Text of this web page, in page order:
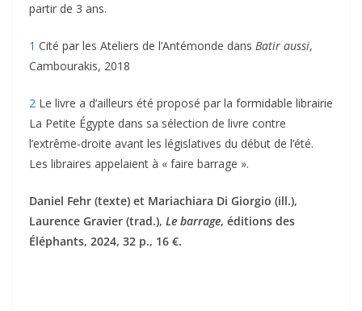
partir de 3 ans.
1 Cité par les Ateliers de l’Antémonde dans Batir aussi,
Cambourakis, 2018
2 Le livre a d’ailleurs été proposé par la formidable librairie
La Petite Égypte dans sa sélection de livre contre
l’extrême-droite avant les législatives du début de l’été.
Les libraires appelaient à « faire barrage ».
Daniel Fehr (texte) et Mariachiara Di Giorgio (ill.),
Laurence Gravier (trad.), Le barrage, éditions des
Éléphants, 2024, 32 p., 16 €.